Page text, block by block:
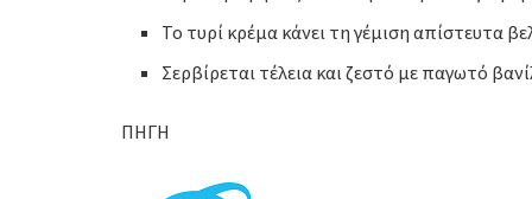
Το τυρί κρέμα κάνει τη γέμιση απίστευτα
Σερβίρεται τέλεια και ζεστό με παγωτό
ΠΗΓΗ